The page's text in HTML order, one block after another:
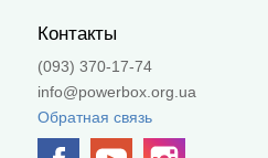
Контакты
(093) 370-17-74
info@powerbox.org.ua
Обратная связь